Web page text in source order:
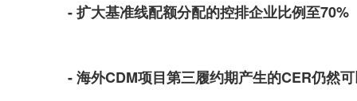
- 扩大基准线配额分配的控排企业比例至70%
- 海外CDM项目第三履约期产生的CER仍然